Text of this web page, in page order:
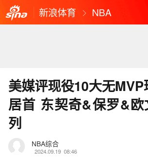
新浪体育 NBA
美媒评现役10大无
居首 东契奇&保罗&
列
NBA综合
2024.09.19 08:46